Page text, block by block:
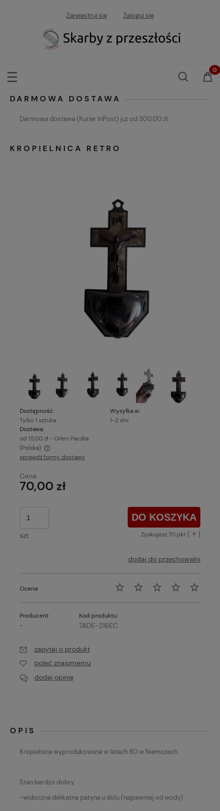
Zarejestruj się Zaloguj się
DARMOWA DOSTAWA
Darmowa dostawa (Kurier InPost) już od 300,00 zł.
KROPIELNICA RETRO
Dostępność:
Tylko 1 sztuka
Wysyłka w:
1-2 dni
Dostawa:
od 15,00 zł - Orlen Paczka
(Polska)
Cena nie zawiera ewentualnych kosztów płatności
sprawdź formy dostawy
Cena:
70,00 zł
szt.
DO KOSZYKA
Zyskujesz70 pkt [ ? ]
dodaj do przechowalni
Ocena:
Producent:
-
Kod produktu:
7ADE-216EC
zapytaj o produkt
poleć znajomemu
dodaj opinię
OPIS
Kropielnica wyprodukowana w latach 80 w Niemczech.
Stan bardzo dobry.
-widoczna delikatna patyna u dolu (najpewniej od wody)